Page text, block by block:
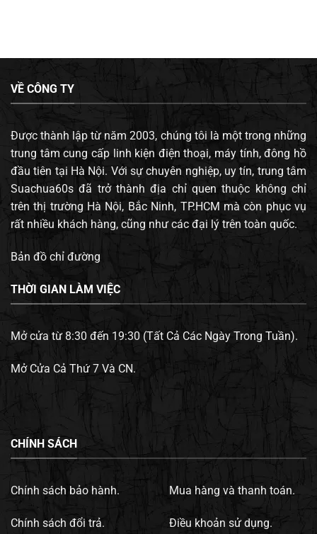
VỀ CÔNG TY
Được thành lập từ năm 2003, chúng tôi là một trong những
trung tâm cung cấp linh kiện điện thoại, máy tính, đông hồ
đầu tiên tại Hà Nội. Với sự chuyên nghiệp, uy tín, trung tâm
Suachua60s đã trở thành địa chỉ quen thuộc không chỉ
trên thị trường Hà Nội, Bắc Ninh, TP.HCM mà còn phục vụ
rất nhiều khách hàng, cũng như các đại lý trên toàn quốc.
Bản đồ chỉ đường
THỜI GIAN LÀM VIỆC
Mở cửa từ 8:30 đến 19:30 (Tất Cả Các Ngày Trong Tuần).
Mở Cửa Cả Thứ 7 Và CN.
CHÍNH SÁCH
Chính sách bảo hành.
Chính sách đổi trả.
Mua hàng và thanh toán.
Điều khoản sử dụng.